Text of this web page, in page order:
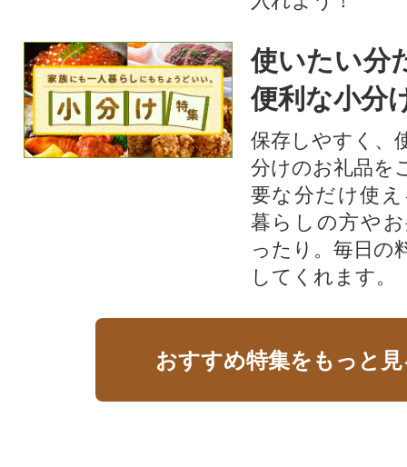
使いたい分
便利な小分
保存しやすく、
分けのお礼品を
要な分だけ使
暮らしの方や
ったり。毎日の
してくれます。
おすすめ特集をもっと